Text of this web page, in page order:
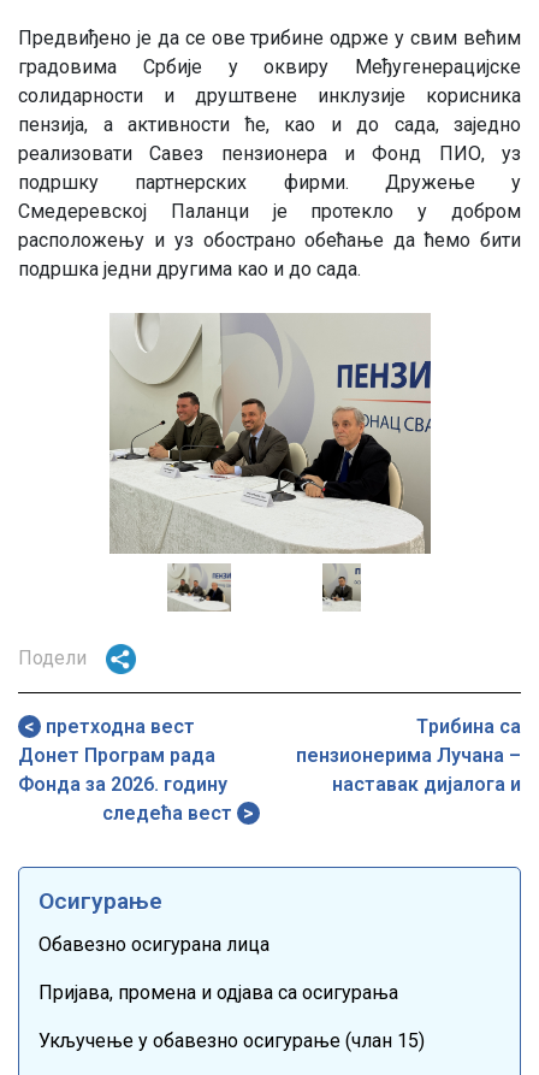
Предвиђено је да се ове трибине одрже у свим већим
градовима Србије у оквиру Међугенерацијске
солидарности и друштвене инклузије корисника
пензија, а активности ће, као и до сада, заједно
реализовати Савез пензионера и Фонд ПИО, уз
подршку партнерских фирми. Дружење у
Смедеревској Паланци је протекло у добром
расположењу и уз обострано обећање да ћемо бити
подршка једни другима као и до сада.
Image
Подели
претходна вест
Донет Програм рада
Фонда за 2026. годину
следећа вест
Tрибина са
пензионерима Лучана –
наставак дијалога и
Осигурање
Обавезно осигурана лица
Пријава, промена и одјава са осигурања
Укључење у обавезно осигурање (члан 15)